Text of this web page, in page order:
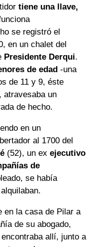
tiene una llave,
se registró el
en un chalet del
Presidente Derqui.
de edad -una
de 11 y 9, éste
atravesaba un
de hecho.
en un
al 1700 del
(52), un ex ejecutivo
de
se había
en la casa de Pilar a
de su abogado,
allí, junto a